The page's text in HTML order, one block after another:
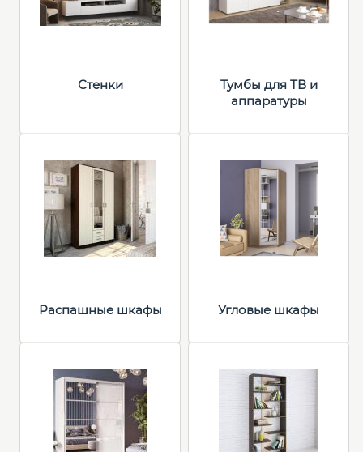
Стенки
Тумбы для ТВ и
аппаратуры
Распашные шкафы Угловые шкафы